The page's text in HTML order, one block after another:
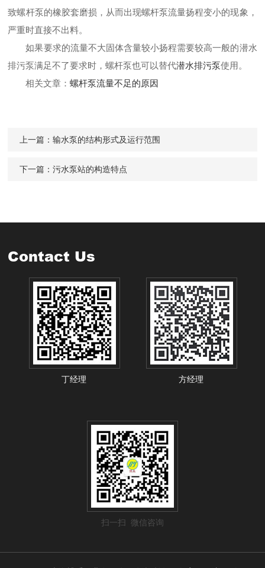
致螺杆泵的橡胶套磨损，从而出现螺杆泵流量扬程变小的现象，
严重时直接不出料。
如果要求的流量不大固体含量较小扬程需要较高一般的潜水
排污泵满足不了要求时，螺杆泵也可以替代潜水排污泵使用。
相关文章：螺杆泵流量不足的原因
上一篇：输水泵的结构形式及运行范围
下一篇：污水泵站的构造特点
Contact Us
丁经理 方经理
扫一扫 微信咨询